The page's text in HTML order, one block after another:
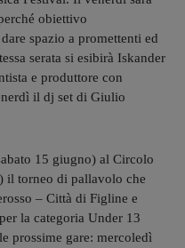
obiettivo
spazio a promettenti ed
serata si esibirà Iskander
e produttore con
il dj set di Giulio
15 giugno) al Circolo
il torneo di pallavolo che
– Città di Figline e
la categoria Under 13
prossime gare: mercoledì